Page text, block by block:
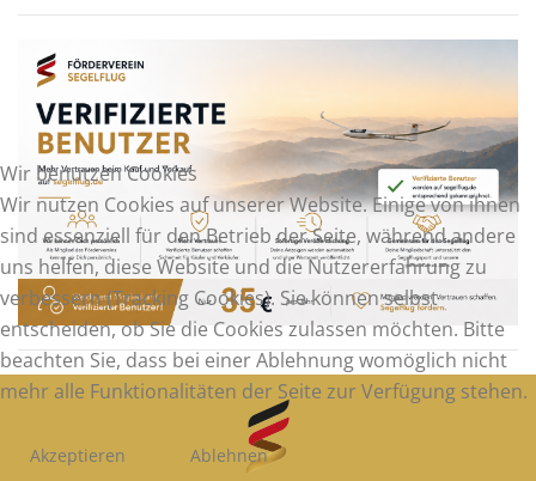
Wir benutzen Cookies
Wir nutzen Cookies auf unserer Website. Einige von ihnen
sind essenziell für den Betrieb der Seite, während andere
uns helfen, diese Website und die Nutzererfahrung zu
verbessern (Tracking Cookies). Sie können selbst
entscheiden, ob Sie die Cookies zulassen möchten. Bitte
beachten Sie, dass bei einer Ablehnung womöglich nicht
mehr alle Funktionalitäten der Seite zur Verfügung stehen.
Akzeptieren Ablehnen